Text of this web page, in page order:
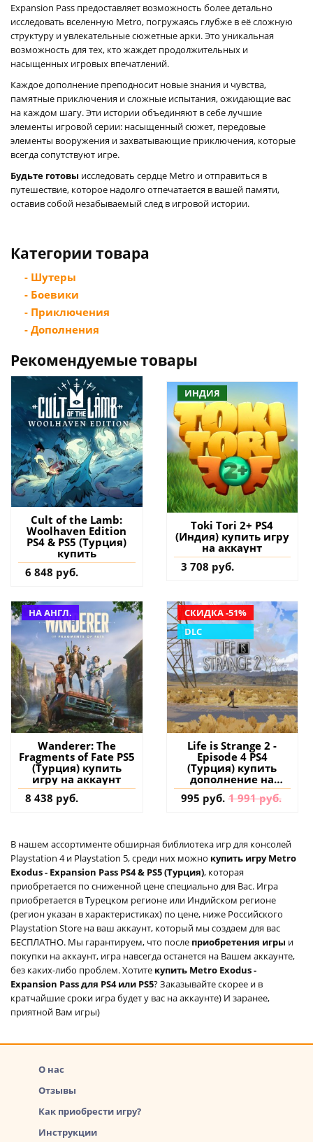
Expansion Pass предоставляет возможность более детально
исследовать вселенную Metro, погружаясь глубже в её сложную
структуру и увлекательные сюжетные арки. Это уникальная
возможность для тех, кто жаждет продолжительных и
насыщенных игровых впечатлений.
Каждое дополнение преподносит новые знания и чувства,
памятные приключения и сложные испытания, ожидающие вас
на каждом шагу. Эти истории объединяют в себе лучшие
элементы игровой серии: насыщенный сюжет, передовые
элементы вооружения и захватывающие приключения, которые
всегда сопутствуют игре.
Будьте готовы исследовать сердце Metro и отправиться в
путешествие, которое надолго отпечатается в вашей памяти,
оставив собой незабываемый след в игровой истории.
Категории товара
- Шутеры
- Боевики
- Приключения
- Дополнения
Рекомендуемые товары
Cult of the Lamb:
Woolhaven Edition
PS4 & PS5 (Турция)
купить
6 848 руб.
ИНДИЯ
Toki Tori 2+ PS4
(Индия) купить игру
на аккаунт
3 708 руб.
НА АНГЛ.
Wanderer: The
Fragments of Fate PS5
(Турция) купить
игру на аккаунт
8 438 руб.
СКИДКА -51%
DLC
Life is Strange 2 -
Episode 4 PS4
(Турция) купить
дополнение на
аккаунт
995 руб. 1 991 руб.
В нашем ассортименте обширная библиотека игр для консолей
Playstation 4 и Playstation 5, среди них можно купить игру Metro
Exodus - Expansion Pass PS4 & PS5 (Турция), которая
приобретается по сниженной цене специально для Вас. Игра
приобретается в Турецком регионе или Индийском регионе
(регион указан в характеристиках) по цене, ниже Российского
Playstation Store на ваш аккаунт, который мы создаем для вас
БЕСПЛАТНО. Мы гарантируем, что после приобретения игры и
покупки на аккаунт, игра навсегда останется на Вашем аккаунте,
без каких-либо проблем. Хотите купить Metro Exodus -
Expansion Pass для PS4 или PS5? Заказывайте скорее и в
кратчайшие сроки игра будет у вас на аккаунте) И заранее,
приятной Вам игры)
О нас
Отзывы
Как приобрести игру?
Инструкции